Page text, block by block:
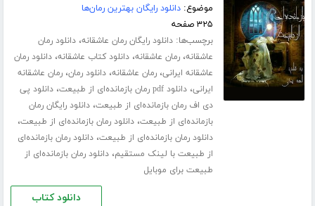
موضوع:دانلود رایگان بهترین رمان‌ها
۳۲۵ صفحه
برچسب‌ها:دانلود رایگان رمان عاشقانه،دانلود رمان
عاشقانه،رمان عاشقانه،دانلود کتاب عاشقانه،دانلود رمان
عاشقانه ایرانی،رمان عاشقانه،دانلود رمان،رمان عاشقانه
ایرانی،دانلود pdf رمان بازمانده‌ای از طبیعت ،دانلود پی
دی اف رمان بازمانده‌ای از طبیعت،دانلود رایگان رمان
بازمانده‌ای از طبیعت،دانلود رمان بازمانده‌ای از طبیعت،
دانلود رمان بازمانده‌ای از طبیعت،دانلود رمان بازمانده‌ای
از طبیعت با لینک مستقیم،دانلود رمان بازمانده‌ای از
طبیعت برای موبایل
دانلود کتاب